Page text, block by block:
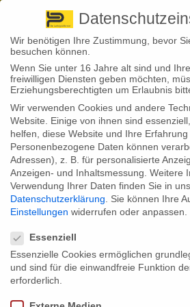
+ 49 3501 528571 |
Back to News
30
Dez.
Stephan Fröhlich
Wenn zum Jahreswechsel der Briefkasten
sollten Hausbesitzer solche kleinen
Wohngebäudeversicherung melden. Wer zu
seines Vertrages rechnen.
Zu Silvester passiert es immer wieder: Kinder
Knaller und Silvesterraketen in Briefkästen
das für einen lustigen Streich halten. Schnell
der Regel die Wohngebäudeversicherung für
Wir benötigen Ihre Zustimmung, bevor
besuchen können.
Wenn Sie unter 16 Jahre alt sind und
freiwilligen Diensten geben möchten,
Erziehungsberechtigten um Erlaubnis
Wir verwenden Cookies und andere
Website. Einige von ihnen sind
helfen, diese Website und Ihre Erfahrung
Personenbezogene Daten können
Adressen), z. B. für personalisierte
Anzeigen- und Inhaltsmessung. Weitere
Verwendung Ihrer Daten finden Sie in
Datenschutzerklärung
Sie können Ihre
Einstellungen widerrufen oder anpassen.
Essenziell
Essenzielle Cookies ermöglichen
und sind für die einwandfreie Funktion
erforderlich.